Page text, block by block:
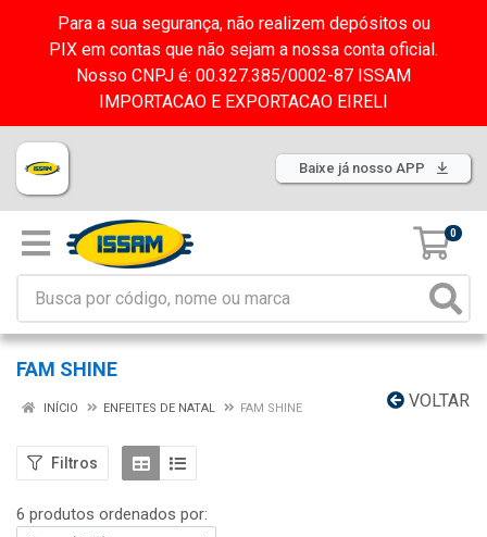
Para a sua segurança, não realizem depósitos ou
PIX em contas que não sejam a nossa conta oficial.
Nosso CNPJ é: 00.327.385/0002-87 ISSAM
IMPORTACAO E EXPORTACAO EIRELI
Baixe já nosso APP
0
FAM SHINE
VOLTAR
INÍCIO ENFEITES DE NATAL FAM SHINE
Filtros
6 produtos ordenados por: